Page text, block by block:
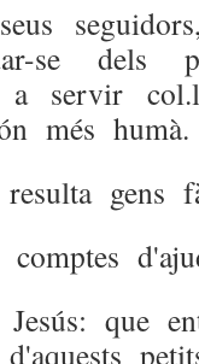
se dels
a servir
més humà.
gens
comptes
Jesús: que